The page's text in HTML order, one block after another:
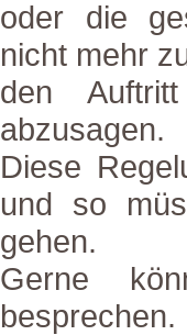
oder die
nicht mehr
den
abzusagen.
Diese
und so
gehen.
Gerne
besprechen.